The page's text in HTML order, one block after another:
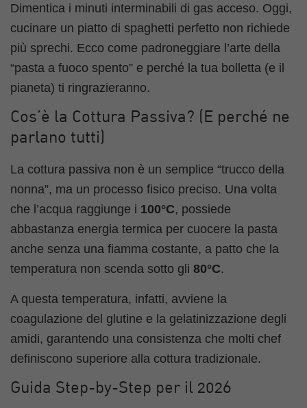
Dimentica i minuti interminabili di gas acceso. Oggi,
cucinare un piatto di spaghetti perfetto non richiede
più sprechi. Ecco come padroneggiare l’arte della
“pasta a fuoco spento” e perché la tua bolletta (e il
pianeta) ti ringrazieranno.
Cos’è la Cottura Passiva? (E perché ne
parlano tutti)
La cottura passiva non è un semplice “trucco della
nonna”, ma un processo fisico preciso. Una volta
che l’acqua raggiunge i 100°C, possiede
abbastanza energia termica per cuocere la pasta
anche senza una fiamma costante, a patto che la
temperatura non scenda sotto gli 80°C.
A questa temperatura, infatti, avviene la
coagulazione del glutine e la gelatinizzazione degli
amidi, garantendo una consistenza che molti chef
definiscono superiore alla cottura tradizionale.
Guida Step-by-Step per il 2026